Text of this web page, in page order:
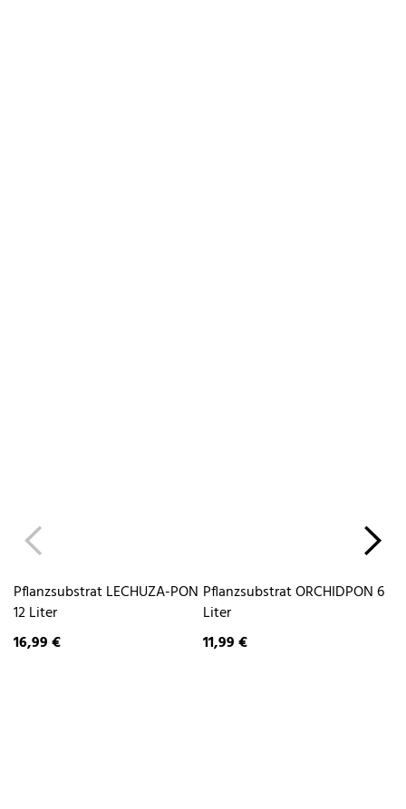
Pflanzsubstrat LECHUZA-PON
12 Liter
16,99 €
Pflanzsubstrat ORCHIDPON 6
Liter
11,99 €